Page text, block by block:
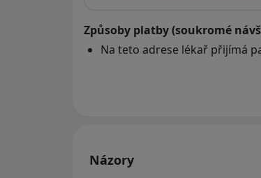
Způsoby platby (soukromé
Na teto adrese lékař přijímá
Názory